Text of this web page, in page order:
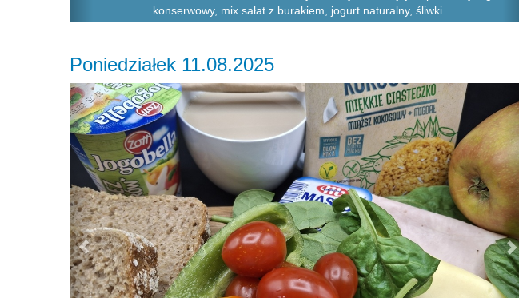
konserwowy, mix sałat z burakiem, jogurt naturalny, śliwki
Poniedziałek 11.08.2025
Previous